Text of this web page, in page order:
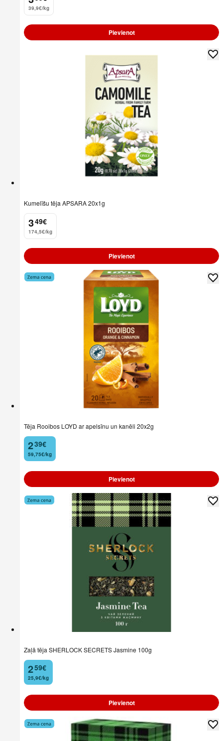
39,9€/kg
Pievienot
Kumelīšu tēja APSARA 20x1g
3
. 49€
174,5€/kg
Pievienot
Tēja Rooibos LOYD ar apelsīnu un kanēli 20x2g
2
. 39€
59,75€/kg
Pievienot
Zaļā tēja SHERLOCK SECRETS Jasmine 100g
2
. 59€
25,9€/kg
Pievienot